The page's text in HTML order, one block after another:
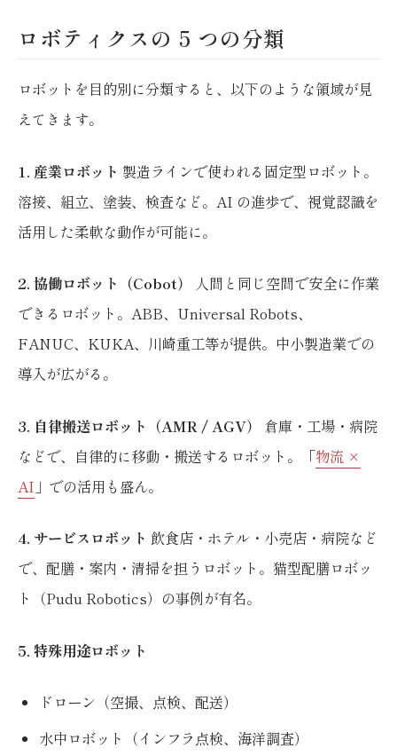
ロボティクスの 5 つの分類
ロボットを目的別に分類すると、以下のような領域が見
えてきます。
1. 産業ロボット 製造ラインで使われる固定型ロボット。
溶接、組立、塗装、検査など。AI の進歩で、視覚認識を
活用した柔軟な動作が可能に。
2. 協働ロボット（Cobot）
人間と同じ空間で安全に作業
できるロボット。ABB、Universal Robots、
FANUC、KUKA、川崎重工等が提供。中小製造業での
導入が広がる。
3. 自律搬送ロボット（AMR / AGV）
倉庫・工場・病院
などで、自律的に移動・搬送するロボット。「物流 ×
AI 」での活用も盛ん。
4. サービスロボット 飲食店・ホテル・小売店・病院など
で、配膳・案内・清掃を担うロボット。猫型配膳ロボッ
ト（Pudu Robotics）の事例が有名。
5. 特殊用途ロボット
ドローン（空撮、点検、配送）
水中ロボット（インフラ点検、海洋調査）